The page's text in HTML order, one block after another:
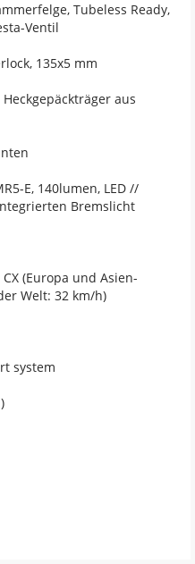
Tubeless Ready,
Ventil
135x5 mm
aus
E, 140lumen, LED //
Bremslicht
(Europa und Asien-
Welt: 32 km/h)
system